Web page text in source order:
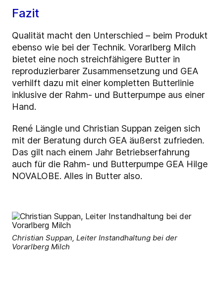
Fazit
Qualität macht den Unterschied – beim Produkt
ebenso wie bei der Technik. Vorarlberg Milch
bietet eine noch streichfähigere Butter in
reproduzierbarer Zusammensetzung und GEA
verhilft dazu mit einer kompletten Butterlinie
inklusive der Rahm- und Butterpumpe aus einer
Hand.
René Längle und Christian Suppan zeigen sich
mit der Beratung durch GEA äußerst zufrieden.
Das gilt nach einem Jahr Betriebserfahrung
auch für die Rahm- und Butterpumpe GEA Hilge
NOVALOBE. Alles in Butter also.
Christian Suppan, Leiter Instandhaltung bei der
Vorarlberg Milch